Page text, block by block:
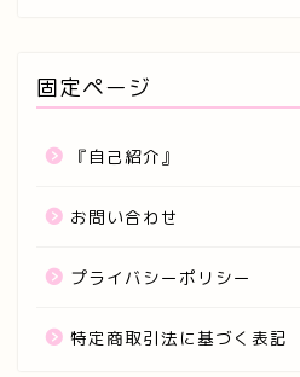
固定ページ
『自己紹介』
お問い合わせ
プライバシーポリシー
特定商取引法に基づく表記